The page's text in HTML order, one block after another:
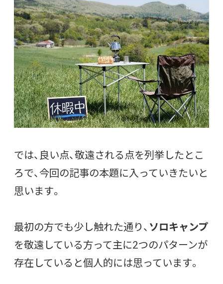
では、良い点、敬遠される点を列挙したとこ
ろで、今回の記事の本題に入っていきたいと
思います。
最初の方でも少し触れた通り、 ソロキャンプ
を敬遠している方って主に2つのパターンが
存在していると個人的には思っています。